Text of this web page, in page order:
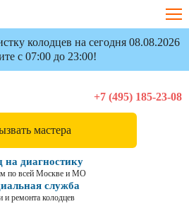
колодцев на сегодня 08.08.2026
с 07:00 до 23:00!
мастера
на диагностику
по всей Москве и МО
служба
и ремонта колодцев
+7 (495) 185-23-08